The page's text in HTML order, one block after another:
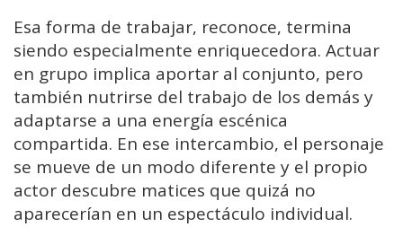
Esa forma de trabajar, reconoce, termina
siendo especialmente enriquecedora. Actuar
en grupo implica aportar al conjunto, pero
también nutrirse del trabajo de los demás y
adaptarse a una energía escénica
compartida. En ese intercambio, el personaje
se mueve de un modo diferente y el propio
actor descubre matices que quizá no
aparecerían en un espectáculo individual.